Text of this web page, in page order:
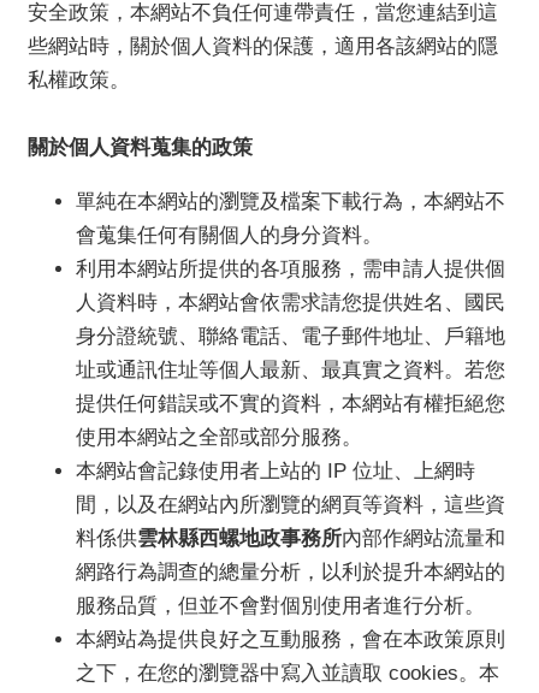
務
公
開
訊
安全政策，本網站不負任何連帶責任，當您連結到這
些網站時，關於個人資料的保護，適用各該網站的隱
私權政策。
關於個人資料蒐集的政策
單純在本網站的瀏覽及檔案下載行為，本網站不
會蒐集任何有關個人的身分資料。
利用本網站所提供的各項服務，需申請人提供個
人資料時，本網站會依需求請您提供姓名、國民
身分證統號、聯絡電話、電子郵件地址、戶籍地
址或通訊住址等個人最新、最真實之資料。若您
提供任何錯誤或不實的資料，本網站有權拒絕您
使用本網站之全部或部分服務。
本網站會記錄使用者上站的 IP 位址、上網時
間，以及在網站內所瀏覽的網頁等資料，這些資
料係供雲林縣西螺地政事務所內部作網站流量和
網路行為調查的總量分析，以利於提升本網站的
服務品質，但並不會對個別使用者進行分析。
本網站為提供良好之互動服務，會在本政策原則
之下，在您的瀏覽器中寫入並讀取 cookies。本